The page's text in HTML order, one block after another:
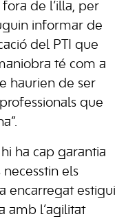
de l’illa, per
informar de
del PTI que
té com a
haurien de ser
que
ha cap garantia
els
encarregat estigui
amb l’agilitat